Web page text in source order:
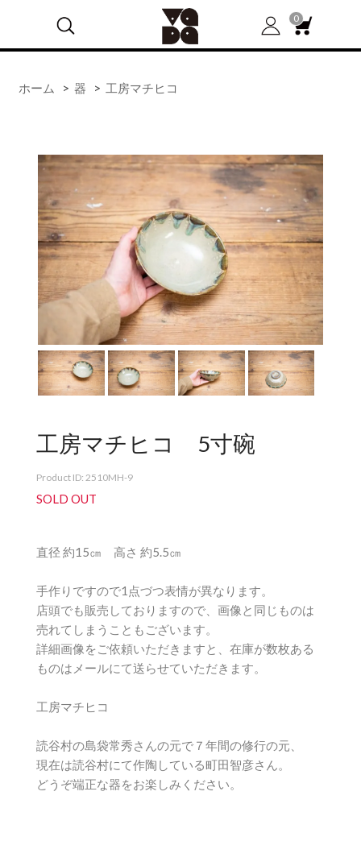
0
ホーム > 器 > 工房マチヒコ
工房マチヒコ 5寸碗
Product ID: 2510MH-9
SOLD OUT
直径 約15㎝ 高さ 約5.5㎝
手作りですので1点づつ表情が異なります。
店頭でも販売しておりますので、画像と同じものは
売れてしまうこともございます。
詳細画像をご依頼いただきますと、在庫が数枚ある
ものはメールにて送らせていただきます。
工房マチヒコ
読谷村の島袋常秀さんの元で７年間の修行の元、
現在は読谷村にて作陶している町田智彦さん。
どうぞ端正な器をお楽しみください。